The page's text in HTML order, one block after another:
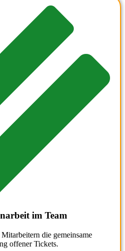
im Team
die gemeinsame
offener Tickets.